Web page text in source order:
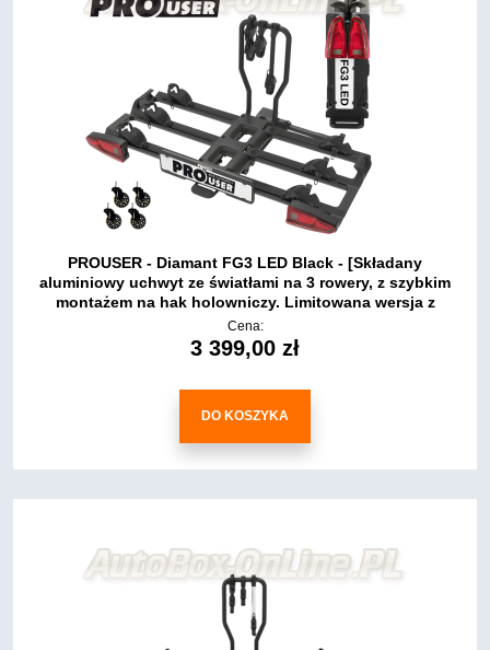
PROUSER - Diamant FG3 LED Black - [Składany
aluminiowy uchwyt ze światłami na 3 rowery, z szybkim
montażem na hak holowniczy. Limitowana wersja z
kółkami w kolorze czarnym.]
Cena:
3 399,00 zł
DO KOSZYKA